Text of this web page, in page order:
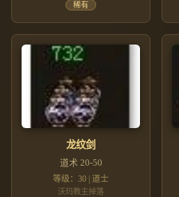
稀有
龙纹剑
道术 20-50
等级：30 | 道士
沃玛教主掉落